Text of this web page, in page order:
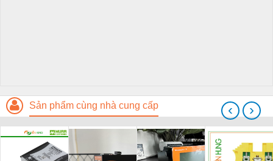
Sản phẩm cùng nhà cung cấp ‹ ›